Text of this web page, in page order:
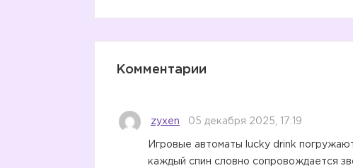
Комментарии
zyxen 05 декабря 2025, 17:19
Игровые автоматы lucky drink
каждый спин словно сопровождается